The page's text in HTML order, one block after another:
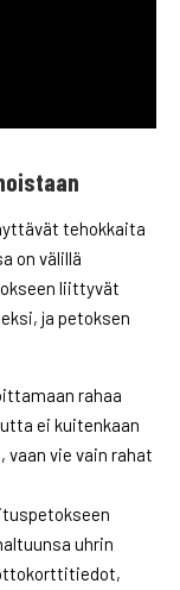
tehokkaita
on välillä
liittyvät
ja petoksen
rahaa
ei kuitenkaan
vie vain rahat
uhrin